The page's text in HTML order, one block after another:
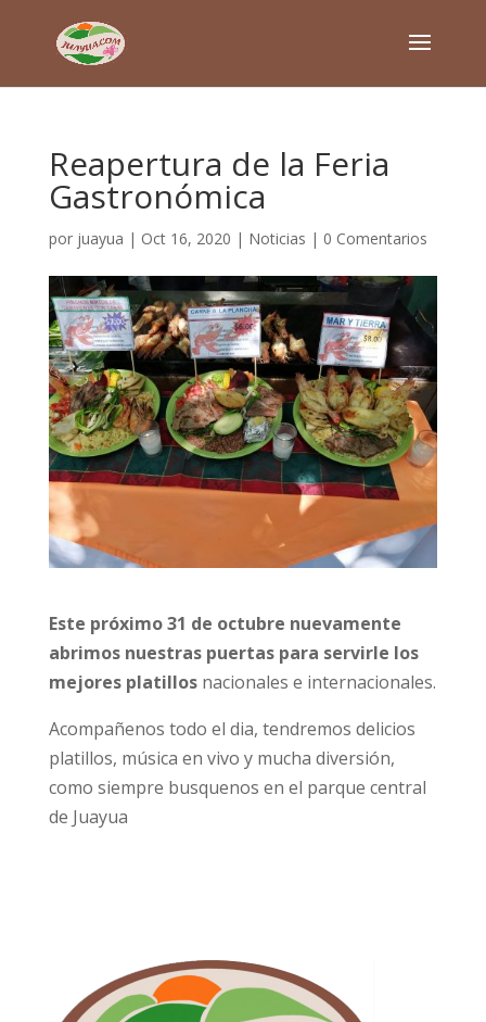
Reapertura de la Feria
Gastronómica
por juayua | Oct 16, 2020 | Noticias | 0 Comentarios
Este próximo 31 de octubre nuevamente
abrimos nuestras puertas para servirle los
mejores platillos nacionales e internacionales.
Acompañenos todo el dia, tendremos delicios
platillos, música en vivo y mucha diversión,
como siempre busquenos en el parque central
de Juayua